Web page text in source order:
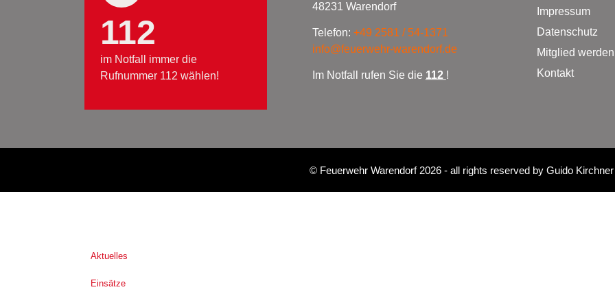
112
im Notfall immer die
Rufnummer 112 wählen!
48231 Warendorf
Telefon: +49 2581 / 54-1371
info@feuerwehr-warendorf.de
Im Notfall rufen Sie die 112 !
Impressum
Datenschutz
Mitglied
Kontakt
© Feuerwehr Warendorf 2026- all rights reserved by Guido Kirchner
Aktuelles
Einsätze